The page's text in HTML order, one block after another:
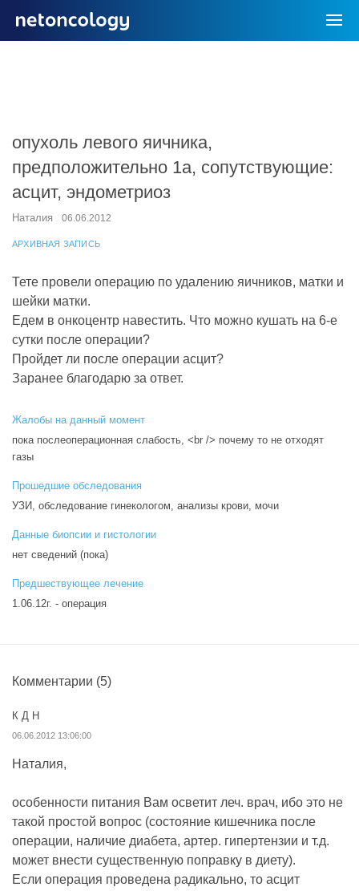
опухоль левого яичника,
предположительно 1а, сопутствующие:
асцит, эндометриоз
Наталия 06.06.2012
АРХИВНАЯ ЗАПИСЬ
Тете провели операцию по удалению яичников, матки и
шейки матки.
Едем в онкоцентр навестить. Что можно кушать на 6-е
сутки после операции?
Пройдет ли после операции асцит?
Заранее благодарю за ответ.
Жалобы на данный момент
пока послеоперационная слабость, <br /> почему то не отходят
газы
Прошедшие обследования
УЗИ, обследование гинекологом, анализы крови, мочи
Данные биопсии и гистологии
нет сведений (пока)
Предшествующее лечение
1.06.12г. - операция
Комментарии (5)
К Д Н
06.06.2012 13:06:00
Наталия,
особенности питания Вам осветит леч. врач, ибо это не
такой простой вопрос (состояние кишечника после
операции, наличие диабета, артер. гипертензии и т.д.
может внести существенную поправку в диету).
Если операция проведена радикально, то асцит